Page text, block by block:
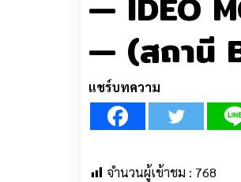
— (สถานี
แชร์บทความ
จำนวนผู้เข้าชม : 768